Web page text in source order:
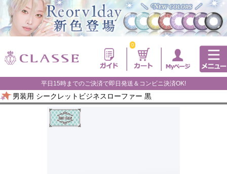
0
平日15時までのご決済で即日発送＆コンビニ決済OK!
男装用 シークレットビジネスローファー 黒